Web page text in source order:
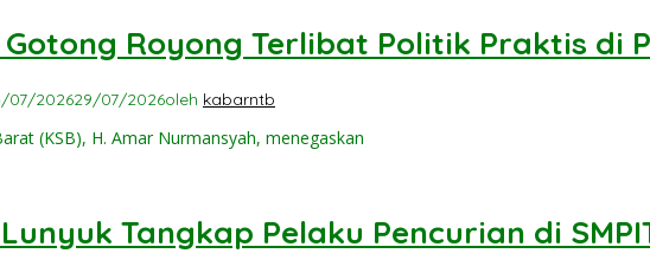
Royong Terlibat Politik Praktis di
07/202629/07/2026oleh kabarntb
(KSB), H. Amar Nurmansyah, menegaskan
Tangkap Pelaku Pencurian di